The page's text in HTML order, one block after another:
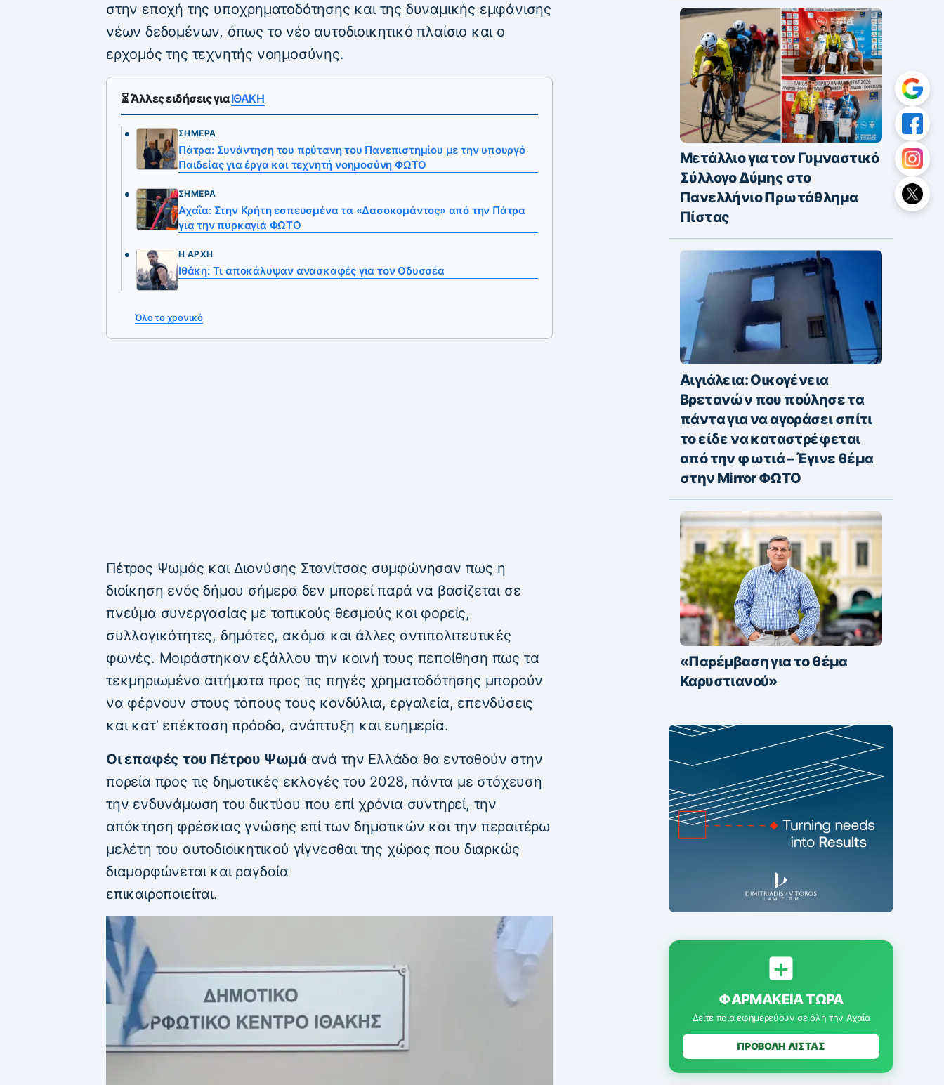
στην εποχή της υποχρηματοδότησης και της δυναμικής εμφάνισης
νέων δεδομένων, όπως το νέο αυτοδιοικητικό πλαίσιο και ο
ερχομός της τεχνητής νοημοσύνης.
⏳ Άλλες ειδήσεις γιαΙΘΑΚΗ
ΣΉΜΕΡΑ
Πάτρα: Συνάντηση του πρύτανη του Πανεπιστημίου με την υπουργό
Παιδείας για έργα και τεχνητή νοημοσύνη ΦΩΤΟ
ΣΉΜΕΡΑ
Αχαΐα: Στην Κρήτη εσπευσμένα τα «Δασοκομάντος» από την Πάτρα
για την πυρκαγιά ΦΩΤΟ
Η ΑΡΧΉ
Ιθάκη: Τι αποκάλυψαν ανασκαφές για τον Οδυσσέα
Όλο το χρονικό
Πέτρος Ψωμάς και Διονύσης Στανίτσας συμφώνησαν πως η
διοίκηση ενός δήμου σήμερα δεν μπορεί παρά να βασίζεται σε
πνεύμα συνεργασίας με τοπικούς θεσμούς και φορείς,
συλλογικότητες, δημότες, ακόμα και άλλες αντιπολιτευτικές
φωνές. Μοιράστηκαν εξάλλου την κοινή τους πεποίθηση πως τα
τεκμηριωμένα αιτήματα προς τις πηγές χρηματοδότησης μπορούν
να φέρνουν στους τόπους τους κονδύλια, εργαλεία, επενδύσεις
και κατ’ επέκταση πρόοδο, ανάπτυξη και ευημερία.
Οι επαφές του Πέτρου Ψωμά ανά την Ελλάδα θα ενταθούν στην
πορεία προς τις δημοτικές εκλογές του 2028, πάντα με στόχευση
την ενδυνάμωση του δικτύου που επί χρόνια συντηρεί, την
απόκτηση φρέσκιας γνώσης επί των δημοτικών και την περαιτέρω
μελέτη του αυτοδιοικητικού γίγνεσθαι της χώρας που διαρκώς
διαμορφώνεται και ραγδαία
επικαιροποιείται.
Μετάλλιο για τον Γυμναστικό
Σύλλογο Δύμης στο
Πανελλήνιο Πρωτάθλημα
Πίστας
Αιγιάλεια: Οικογένεια
Βρετανών που πούλησε τα
πάντα για να αγοράσει σπίτι
το είδε να καταστρέφεται
από την φωτιά – Έγινε θέμα
στην Mirror ΦΩΤΟ
«Παρέμβαση για το θέμα
Καρυστιανού»
ΦΑΡΜΑΚΕΊΑ ΤΏΡΑ
Δείτε ποια εφημερεύουν σε όλη την Αχαΐα
ΠΡΟΒΟΛΗ ΛΙΣΤΑΣ